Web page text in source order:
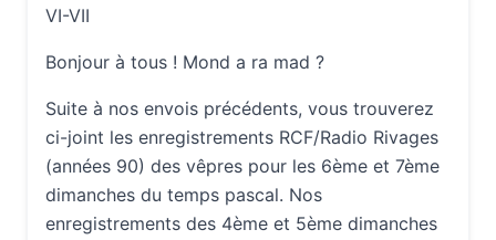
VI-VII
Bonjour à tous ! Mond a ra mad ?
Suite à nos envois précédents, vous trouverez
ci-joint les enregistrements RCF/Radio Rivages
(années 90) des vêpres pour les 6ème et 7ème
dimanches du temps pascal. Nos
enregistrements des 4ème et 5ème dimanches